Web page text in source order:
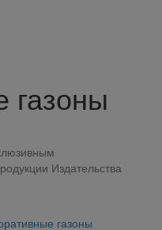
газоны
Издательства